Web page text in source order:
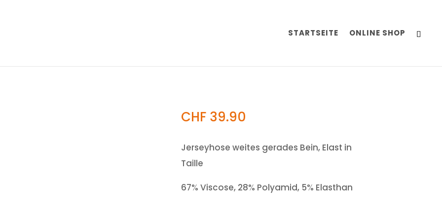
STARTSEITE ONLINE SHOP
CHF39.90
Jerseyhose weites gerades Bein, Elast in
Taille
67% Viscose, 28% Polyamid, 5% Elasthan